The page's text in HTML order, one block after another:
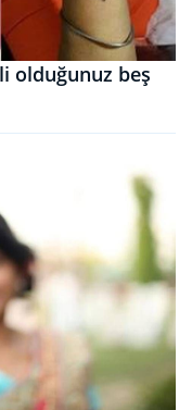
olduğunuz beş